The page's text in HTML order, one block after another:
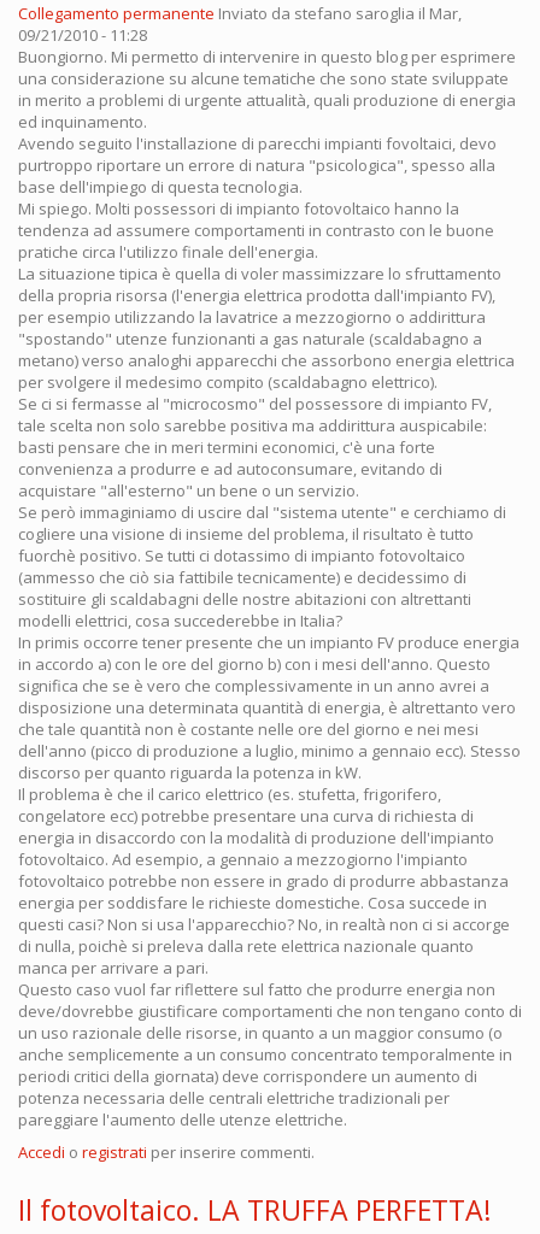
Collegamento permanente Inviato da stefano saroglia il Mar,
09/21/2010 - 11:28
Buongiorno. Mi permetto di intervenire in questo blog per esprimere
una considerazione su alcune tematiche che sono state sviluppate
in merito a problemi di urgente attualità, quali produzione di energia
ed inquinamento.
Avendo seguito l'installazione di parecchi impianti fovoltaici, devo
purtroppo riportare un errore di natura "psicologica", spesso alla
base dell'impiego di questa tecnologia.
Mi spiego. Molti possessori di impianto fotovoltaico hanno la
tendenza ad assumere comportamenti in contrasto con le buone
pratiche circa l'utilizzo finale dell'energia.
La situazione tipica è quella di voler massimizzare lo sfruttamento
della propria risorsa (l'energia elettrica prodotta dall'impianto FV),
per esempio utilizzando la lavatrice a mezzogiorno o addirittura
"spostando" utenze funzionanti a gas naturale (scaldabagno a
metano) verso analoghi apparecchi che assorbono energia elettrica
per svolgere il medesimo compito (scaldabagno elettrico).
Se ci si fermasse al "microcosmo" del possessore di impianto FV,
tale scelta non solo sarebbe positiva ma addirittura auspicabile:
basti pensare che in meri termini economici, c'è una forte
convenienza a produrre e ad autoconsumare, evitando di
acquistare "all'esterno" un bene o un servizio.
Se però immaginiamo di uscire dal "sistema utente" e cerchiamo di
cogliere una visione di insieme del problema, il risultato è tutto
fuorchè positivo. Se tutti ci dotassimo di impianto fotovoltaico
(ammesso che ciò sia fattibile tecnicamente) e decidessimo di
sostituire gli scaldabagni delle nostre abitazioni con altrettanti
modelli elettrici, cosa succederebbe in Italia?
In primis occorre tener presente che un impianto FV produce energia
in accordo a) con le ore del giorno b) con i mesi dell'anno. Questo
significa che se è vero che complessivamente in un anno avrei a
disposizione una determinata quantità di energia, è altrettanto vero
che tale quantità non è costante nelle ore del giorno e nei mesi
dell'anno (picco di produzione a luglio, minimo a gennaio ecc). Stesso
discorso per quanto riguarda la potenza in kW.
Il problema è che il carico elettrico (es. stufetta, frigorifero,
congelatore ecc) potrebbe presentare una curva di richiesta di
energia in disaccordo con la modalità di produzione dell'impianto
fotovoltaico. Ad esempio, a gennaio a mezzogiorno l'impianto
fotovoltaico potrebbe non essere in grado di produrre abbastanza
energia per soddisfare le richieste domestiche. Cosa succede in
questi casi? Non si usa l'apparecchio? No, in realtà non ci si accorge
di nulla, poichè si preleva dalla rete elettrica nazionale quanto
manca per arrivare a pari.
Questo caso vuol far riflettere sul fatto che produrre energia non
deve/dovrebbe giustificare comportamenti che non tengano conto di
un uso razionale delle risorse, in quanto a un maggior consumo (o
anche semplicemente a un consumo concentrato temporalmente in
periodi critici della giornata) deve corrispondere un aumento di
potenza necessaria delle centrali elettriche tradizionali per
pareggiare l'aumento delle utenze elettriche.
Accedi o registrati per inserire commenti.
Il fotovoltaico. LA TRUFFA PERFETTA!